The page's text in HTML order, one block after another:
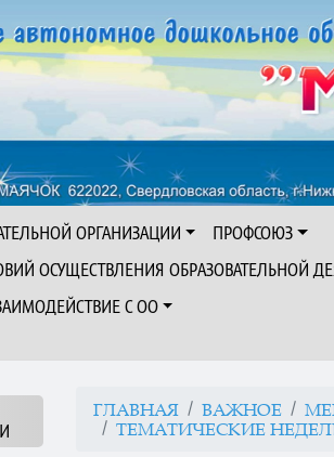
ОРГАНИЗАЦИИ
ПРОФСОЮЗ
ОСУЩЕСТВЛЕНИЯ ОБРАЗОВАТЕЛЬНОЙ
С ОО
ГЛАВНАЯ ВАЖНОЕ
ТЕМАТИЧЕСКИЕ